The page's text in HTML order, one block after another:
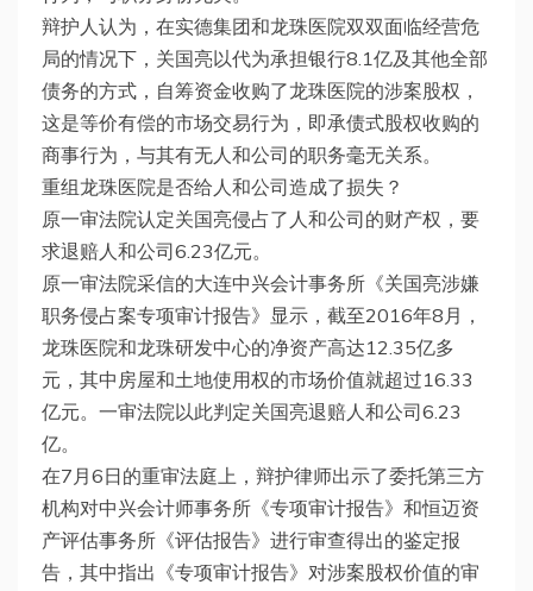
辩护人认为，在实德集团和龙珠医院双双面临经营危
局的情况下，关国亮以代为承担银行8.1亿及其他全部
债务的方式，自筹资金收购了龙珠医院的涉案股权，
这是等价有偿的市场交易行为，即承债式股权收购的
商事行为，与其有无人和公司的职务毫无关系。
重组龙珠医院是否给人和公司造成了损失？
原一审法院认定关国亮侵占了人和公司的财产权，要
求退赔人和公司6.23亿元。
原一审法院采信的大连中兴会计事务所《关国亮涉嫌
职务侵占案专项审计报告》显示，截至2016年8月，
龙珠医院和龙珠研发中心的净资产高达12.35亿多
元，其中房屋和土地使用权的市场价值就超过16.33
亿元。一审法院以此判定关国亮退赔人和公司6.23
亿。
在7月6日的重审法庭上，辩护律师出示了委托第三方
机构对中兴会计师事务所《专项审计报告》和恒迈资
产评估事务所《评估报告》进行审查得出的鉴定报
告，其中指出《专项审计报告》对涉案股权价值的审